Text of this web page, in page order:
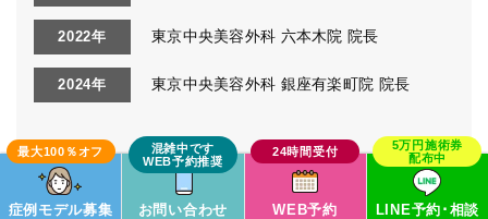
2022年 東京中央美容外科 六本木院 院長
2024年 東京中央美容外科 銀座有楽町院 院長
備考
症例モデル募集 お問い合わせ WEB予約 LINE予約･相談